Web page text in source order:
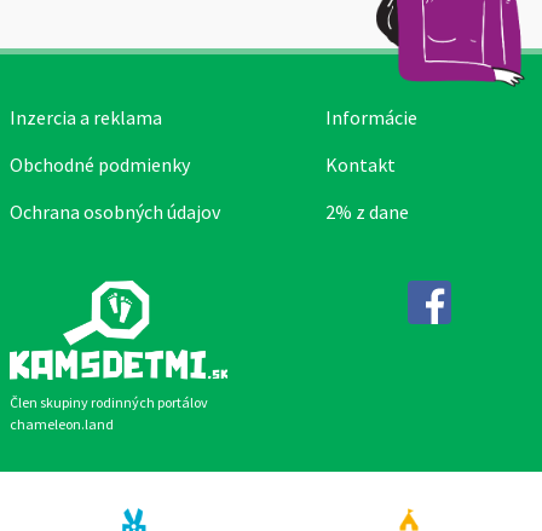
Člen skupiny rodinných portálov
chameleon.land
Inzercia a reklama
Obchodné podmienky
Ochrana osobných údajov
Informácie
Kontakt
2% z dane